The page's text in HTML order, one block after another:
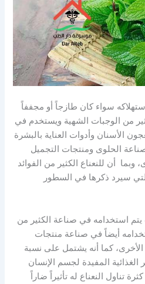
سواء كان طازجاً أو مجففاً
من الوجبات الشهية ويستخدم في
الأسنان وأدوات العناية بالبشرة
الحلوى ومنتجات التجميل
أن للنعناع الكثير من الفوائد
سيرد ذكرها في السطور
يتم استخدامه في صناعة الكثير من
أيضاً في صناعة منتجات
كما أنه يشتمل على نسبة
الغذائية المفيدة لجسم الإنسان
تناول النعناع له تأثيراً ضاراً